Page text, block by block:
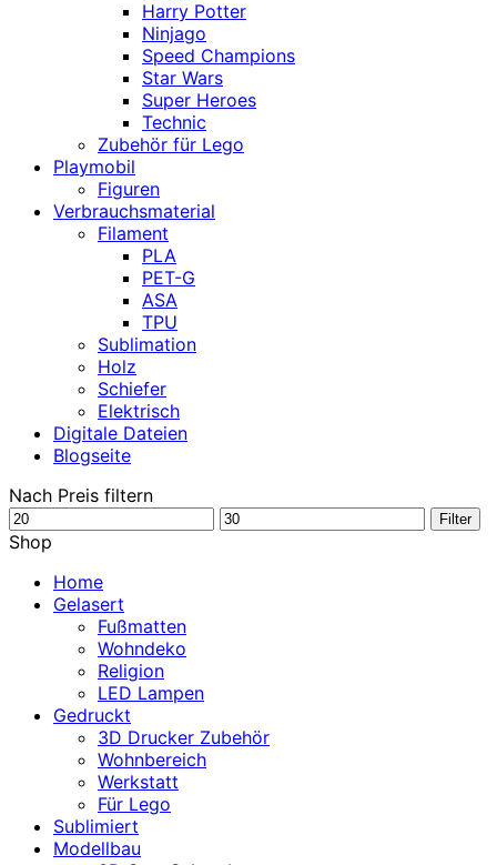
Harry Potter
Ninjago
Speed Champions
Star Wars
Super Heroes
Technic
Zubehör für Lego
Playmobil
Figuren
Verbrauchsmaterial
Filament
PLA
PET-G
ASA
TPU
Sublimation
Holz
Schiefer
Elektrisch
Digitale Dateien
Blogseite
Nach Preis filtern
Min.
Preis
Max.
Filter
Shop
Home
Gelasert
Fußmatten
Wohndeko
Religion
LED Lampen
Gedruckt
3D Drucker Zubehör
Wohnbereich
Werkstatt
Für Lego
Sublimiert
Modellbau